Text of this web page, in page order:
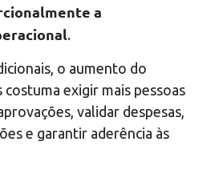
a
.
o aumento do
exigir mais pessoas
validar despesas,
e garantir aderência às